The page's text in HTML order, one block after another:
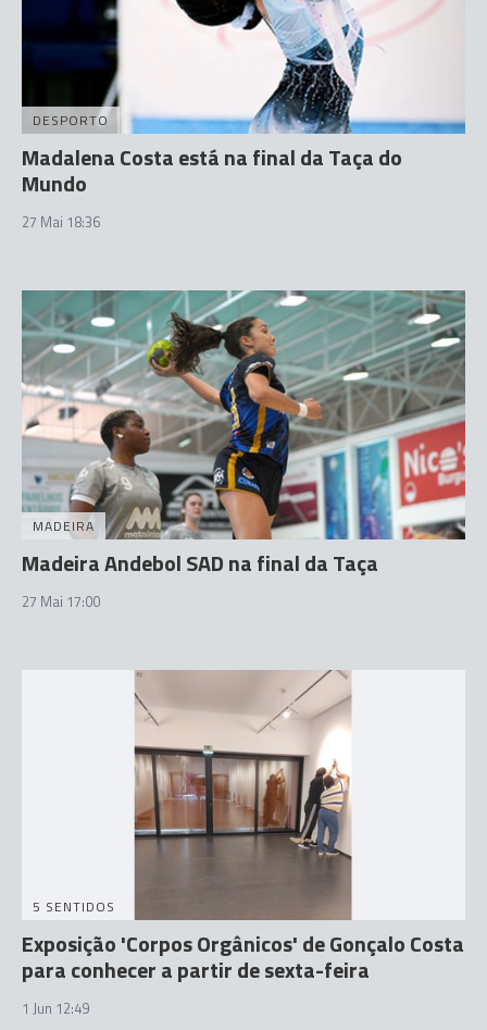
DESPORTO
Madalena Costa está na final da Taça do
Mundo
27 Mai 18:36
MADEIRA
Madeira Andebol SAD na final da Taça
27 Mai 17:00
5 SENTIDOS
Exposição 'Corpos Orgânicos' de Gonçalo Costa
para conhecer a partir de sexta-feira
1 Jun 12:49